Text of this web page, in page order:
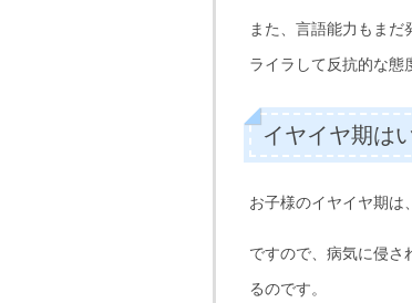
また、言語能力もまだ
ライラして反抗的な態
イヤイヤ期は
お子様のイヤイヤ期は
ですので、病気に侵さ
るのです。